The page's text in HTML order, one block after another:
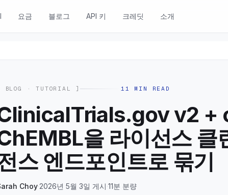
요금 블로그 API 키 크레딧 소개
BLOG ·TUTORIAL ] 11 MIN READ
v2 +
을 라이선스 클
스 엔드포인트로 묶기
Choy·2026년 5월 3일 게시·11분 분량